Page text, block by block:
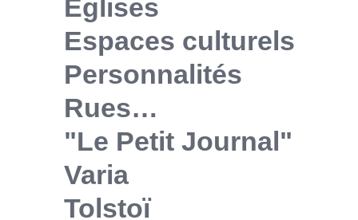
Eglises
Espaces culturels
Personnalités
Rues…
"Le Petit Journal"
Varia
Tolstoï